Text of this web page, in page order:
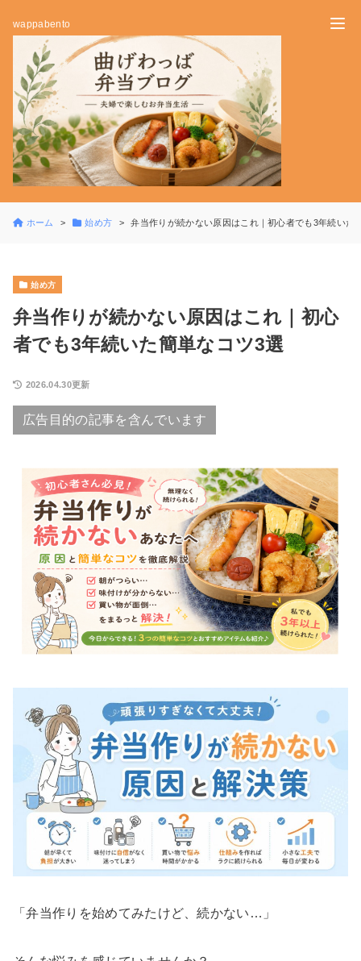
wappabento
ホーム 始め方 弁当作りが続かない原因はこれ｜初心者でも3年続いた
始め方
弁当作りが続かない原因はこれ｜初心
者でも3年続いた簡単なコツ3選
2026.04.30更新
広告目的の記事を含んでいます
「弁当作りを始めてみたけど、続かない…」